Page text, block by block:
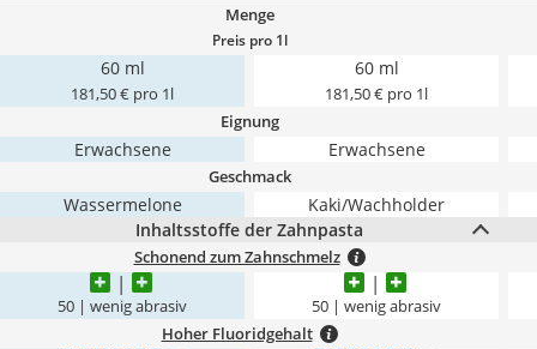
Menge
Preis pro 1l
60 ml
181,50 € pro 1l
60 ml
181,50 € pro 1l
Eignung
Erwachsene Erwachsene
Geschmack
Wassermelone
Kaki/Wachholder
Inhaltsstoffe der Zahnpasta
Schonend zum Zahnschmelz
50 | wenig abrasiv 50 | wenig abrasiv
Hoher Fluoridgehalt